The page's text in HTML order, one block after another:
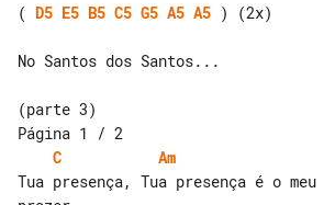
( D5 E5 B5 C5 G5 A5 A5 ) (2x)
No Santos dos Santos...
(parte 3)
C
Am
Tua presença, Tua presença é o meu